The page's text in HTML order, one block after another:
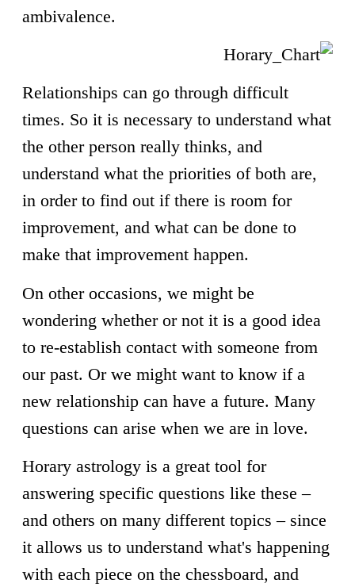
ambivalence.
Relationships can go through difficult
times. So it is necessary to understand what
the other person really thinks, and
understand what the priorities of both are,
in order to find out if there is room for
improvement, and what can be done to
make that improvement happen.
On other occasions, we might be
wondering whether or not it is a good idea
to re-establish contact with someone from
our past. Or we might want to know if a
new relationship can have a future. Many
questions can arise when we are in love.
Horary astrology is a great tool for
answering specific questions like these –
and others on many different topics – since
it allows us to understand what's happening
with each piece on the chessboard, and